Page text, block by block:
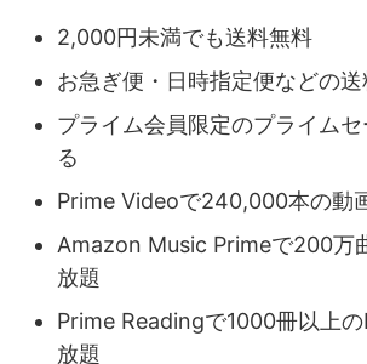
2,000円未満でも送料無料
お急ぎ便・日時指定便などの
プライム会員限定のプライムセ
る
Prime Videoで240,000本の動
Amazon Music Primeで200万
放題
Prime Readingで1000冊以上
放題